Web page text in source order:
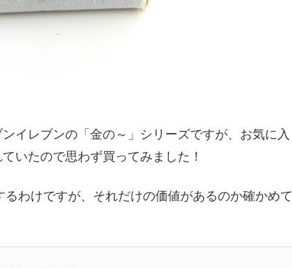
イレブンの「金の～」シリーズですが、お気に入
いたので思わず買ってみました！
わけですが、それだけの価値があるのか確かめて